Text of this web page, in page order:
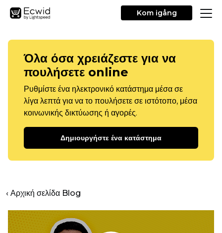
Kom igång
Όλα όσα χρειάζεστε για να
πουλήσετε online
Ρυθμίστε ένα ηλεκτρονικό κατάστημα μέσα σε
λίγα λεπτά για να το πουλήσετε σε ιστότοπο, μέσα
κοινωνικής δικτύωσης ή αγορές.
Δημιουργήστε ένα κατάστημα
‹ Αρχική σελίδα Blog